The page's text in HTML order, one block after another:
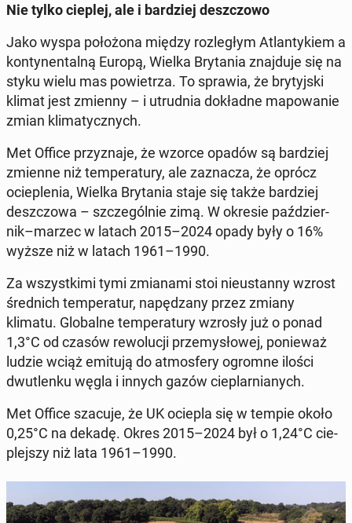
Nie tylko cieplej, ale i bar­dziej desz­czo­wo
Jako wyspa po­ło­żo­na między roz­le­głym Atlan­ty­kiem a
kon­ty­nen­tal­ną Europą, Wielka Bry­ta­nia znaj­du­je się na
styku wielu mas po­wie­trza. To sprawia, że bry­tyj­ski
klimat jest zmienny – i utrud­nia do­kład­ne ma­po­wa­nie
zmian kli­ma­tycz­nych.
Met Office przy­zna­je, że wzorce opadów są bar­dziej
zmienne niż tem­pe­ra­tu­ry, ale za­zna­cza, że oprócz
ocie­ple­nia, Wielka Bry­ta­nia staje się także bar­dziej
desz­czo­wa – szcze­gól­nie zimą. W okresie paź­dzier­
nik–marzec w latach 2015–2024 opady były o 16%
wyższe niż w latach 1961–1990.
Za wszyst­ki­mi tymi zmia­na­mi stoi nie­ustan­ny wzrost
śred­nich tem­pe­ra­tur, na­pę­dza­ny przez zmiany
klimatu. Glo­bal­ne tem­pe­ra­tu­ry wzrosły już o ponad
1,3°C od czasów re­wo­lu­cji prze­my­sło­wej, po­nie­waż
ludzie wciąż emitują do at­mos­fe­ry ogromne ilości
dwu­tlen­ku węgla i innych gazów cie­plar­nia­nych.
Met Office szacuje, że UK ociepla się w tempie około
0,25°C na dekadę. Okres 2015–2024 był o 1,24°C cie­
plej­szy niż lata 1961–1990.